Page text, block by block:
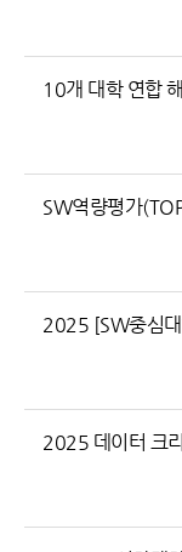
10개 대학 연합
SW역량평가
2025 [SW중심
2025 데이터 크